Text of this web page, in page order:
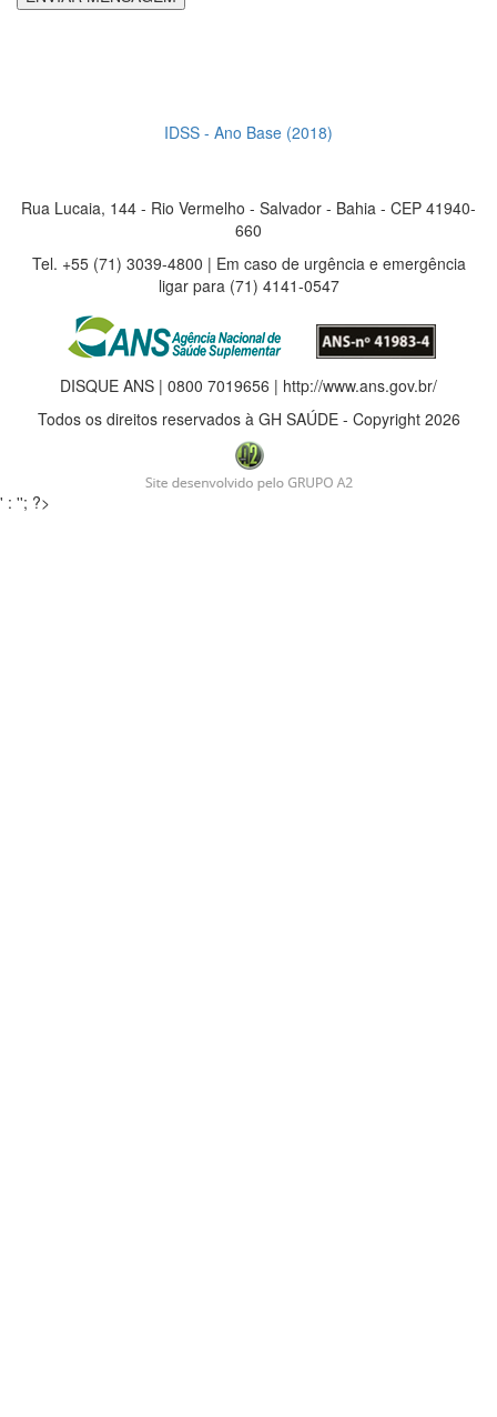
IDSS - Ano Base (2018)
Rua Lucaia, 144 - Rio Vermelho - Salvador - Bahia - CEP 41940-
660
Tel. +55 (71) 3039-4800 | Em caso de urgência e emergência
ligar para (71) 4141-0547
DISQUE ANS | 0800 7019656 | http://www.ans.gov.br/
Todos os direitos reservados à GH SAÚDE - Copyright 2026
' : ''; ?>